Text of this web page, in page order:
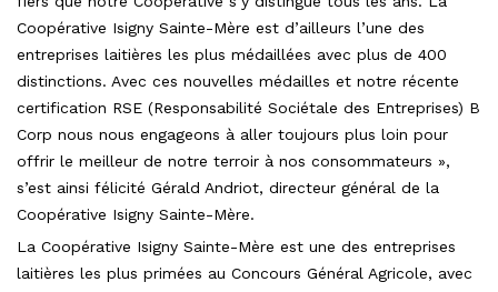
Coopérative Isigny Sainte-Mère est d’ailleurs l’une des
entreprises laitières les plus médaillées avec plus de 400
distinctions. Avec ces nouvelles médailles et notre récente
certification RSE (Responsabilité Sociétale des Entreprises) B
Corp nous nous engageons à aller toujours plus loin pour
offrir le meilleur de notre terroir à nos consommateurs »,
s’est ainsi félicité Gérald Andriot, directeur général de la
Coopérative Isigny Sainte-Mère.
La Coopérative Isigny Sainte-Mère est une des entreprises
laitières les plus primées au Concours Général Agricole, avec